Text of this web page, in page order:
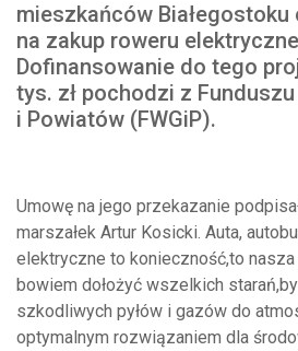
mieszkańców
na zakup roweru
Dofinansowanie do tego
tys. zł pochodzi z
i Powiatów (FWGiP).
Umowę na jego przekazanie
marszałek Artur Kosicki. Auta,
elektryczne to konieczność,to
bowiem dołożyć wszelkich
szkodliwych pyłów i gazów do
optymalnym rozwiązaniem dla